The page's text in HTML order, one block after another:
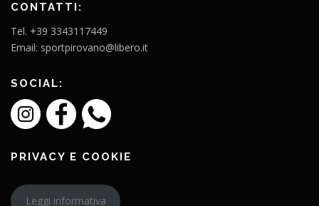
CONTATTI:
Tel. +39 3343117449
Email: sportpirovano@libero.it
SOCIAL:
PRIVACY E COOKIE
Leggi informativa